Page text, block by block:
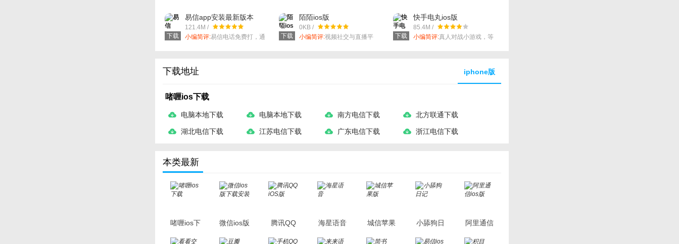
下载
易信app安装最新版本
121.4M /
小编简评:易信电话免费打，通
下载
陌陌ios版
0KB /
小编简评:视频社交与直播平
下载
快手电丸ios版
85.4M /
小编简评:真人对战小游戏，等
下载地址 iphone版
啫喱ios下载
电脑本地下载 电脑本地下载 南方电信下载 北方联通下载
湖北电信下载 江苏电信下载 广东电信下载 浙江电信下载
本类最新
啫喱ios下
微信ios版
下载安装
腾讯QQ
iOS版
海星语音
城信苹果
小舔狗日
阿里通信